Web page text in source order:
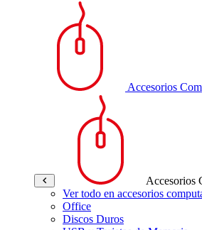
Accesorios
Accesorios
Ver todo en accesorios
Office
Discos Duros